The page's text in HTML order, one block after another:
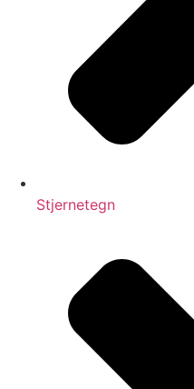
Stjernetegn